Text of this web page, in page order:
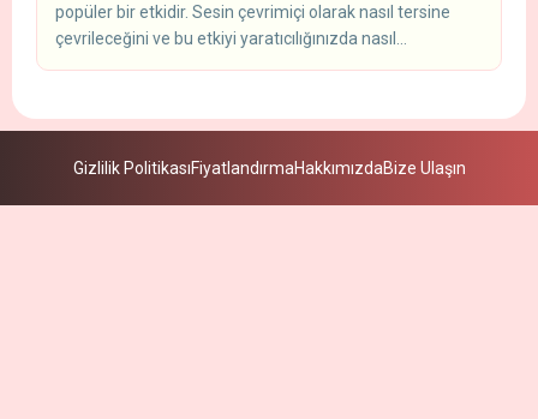
popüler bir etkidir. Sesin çevrimiçi olarak nasıl tersine
çevrileceğini ve bu etkiyi yaratıcılığınızda nasıl
Gizlilik PolitikasıFiyatlandırmaHakkımızdaBize Ulaşın